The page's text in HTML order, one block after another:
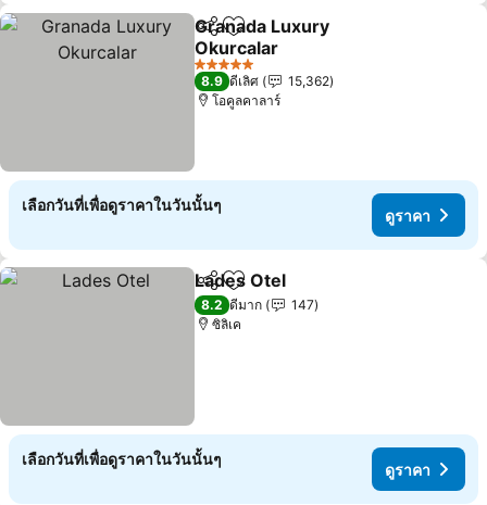
แชร์ เพิ่มในรายการโปรด
Granada Luxury
Okurcalar
ดูราคา
5 ดาว
8.9 ดีเลิศ
15,362
โอคูลคาลาร์
เลือกวันที่เพื่อดูราคาในวันนั้นๆ
ดูราคา
แชร์ เพิ่มในรายการโปรด
Lades Otel
8.2 ดีมาก
147
ซิลิเค
เลือกวันที่เพื่อดูราคาในวันนั้นๆ
ดูราคา